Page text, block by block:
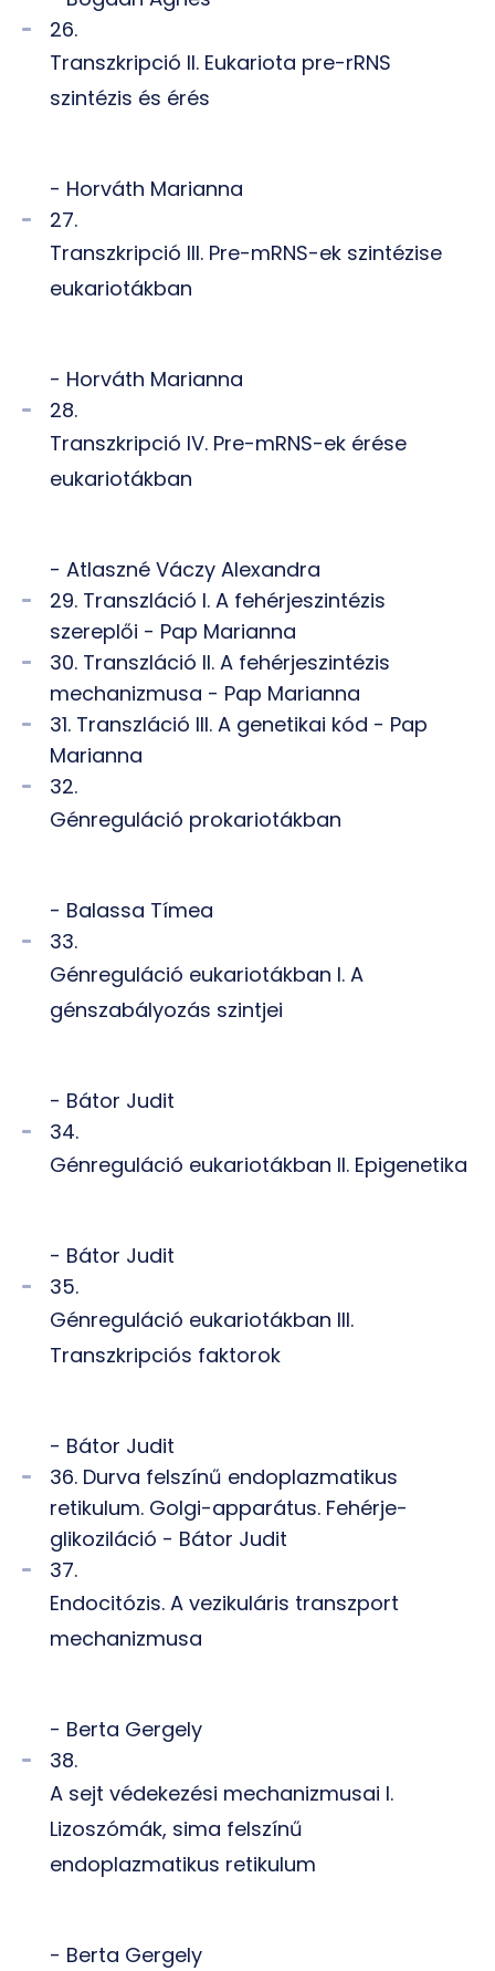
26.
Transzkripció II. Eukariota pre-rRNS
szintézis és érés
- Horváth Marianna
27.
Transzkripció III. Pre-mRNS-ek szintézise
eukariotákban
- Horváth Marianna
28.
Transzkripció IV. Pre-mRNS-ek érése
eukariotákban
- Atlaszné Váczy Alexandra
29. Transzláció I. A fehérjeszintézis
szereplői - Pap Marianna
30. Transzláció II. A fehérjeszintézis
mechanizmusa - Pap Marianna
31. Transzláció III. A genetikai kód - Pap
Marianna
32.
Génreguláció prokariotákban
- Balassa Tímea
33.
Génreguláció eukariotákban I. A
génszabályozás szintjei
- Bátor Judit
34.
Génreguláció eukariotákban II. Epigenetika
- Bátor Judit
35.
Génreguláció eukariotákban III.
Transzkripciós faktorok
- Bátor Judit
36. Durva felszínű endoplazmatikus
retikulum. Golgi-apparátus. Fehérje-
glikoziláció - Bátor Judit
37.
Endocitózis. A vezikuláris transzport
mechanizmusa
- Berta Gergely
38.
A sejt védekezési mechanizmusai I.
Lizoszómák, sima felszínű
endoplazmatikus retikulum
- Berta Gergely